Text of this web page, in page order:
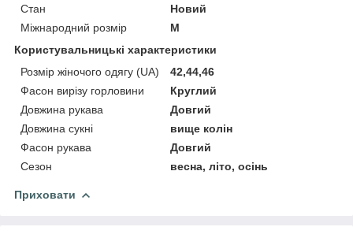
Стан
Новий
Міжнародний розмір
M
Користувальницькі характеристики
Розмір жіночого одягу (UA)
42,44,46
Фасон вирізу горловини
Круглий
Довжина рукава
Довгий
Довжина сукні
вище колін
Фасон рукава
Довгий
Сезон
весна, літо, осінь
Приховати